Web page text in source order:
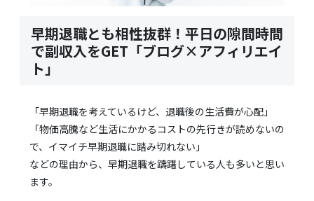
早期退職とも相性抜群！平日の隙間時間
で副収入をGET「ブログ×アフィリエイ
ト」
「早期退職を考えているけど、退職後の生活費が心配」
「物価高騰など生活にかかるコストの先行きが読めないの
で、イマイチ早期退職に踏み切れない」
などの理由から、早期退職を躊躇している人も多いと思い
ます。